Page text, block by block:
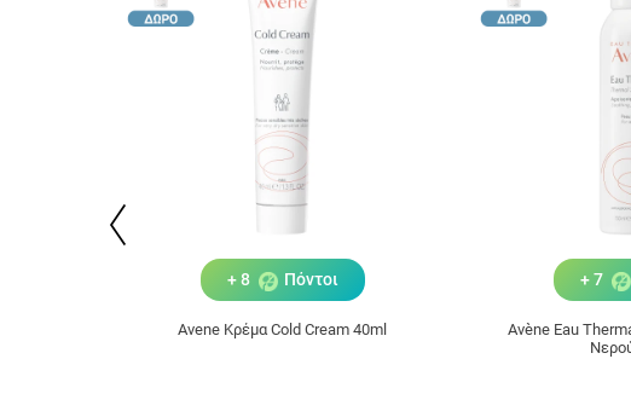
+ 8 Πόντοι
Avene Κρέμα Cold Cream 40ml
+ 7
Avène Eau